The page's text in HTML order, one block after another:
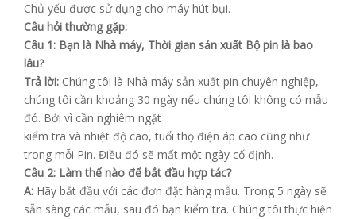
Chủ yếu được sử dụng cho máy hút bụi.
Câu hỏi thường gặp:
Câu 1: Bạn là Nhà máy, Thời gian sản xuất Bộ pin là bao
lâu?
Trả lời: Chúng tôi là Nhà máy sản xuất pin chuyên nghiệp,
chúng tôi cần khoảng 30 ngày nếu chúng tôi không có mẫu
đó. Bởi vì cần nghiêm ngặt
kiểm tra và nhiệt độ cao, tuổi thọ điện áp cao cũng như
trong mỗi Pin. Điều đó sẽ mất một ngày cố định.
Câu 2: Làm thế nào để bắt đầu hợp tác?
A: Hãy bắt đầu với các đơn đặt hàng mẫu. Trong 5 ngày sẽ
sẵn sàng các mẫu, sau đó bạn kiểm tra. Chúng tôi thực hiện